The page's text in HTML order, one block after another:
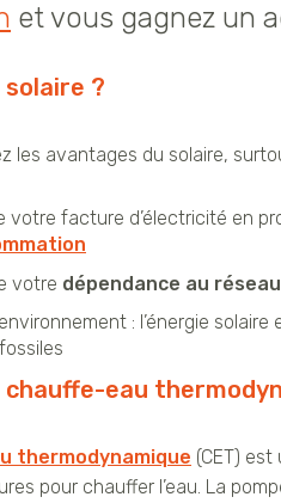
et vous gagnez un
solaire ?
les avantages du solaire,
votre facture d’électricité en
votre dépendance au réseau
: l’énergie
chauffe-eau
thermodynamique (CET)
pour chauffer l’eau. La